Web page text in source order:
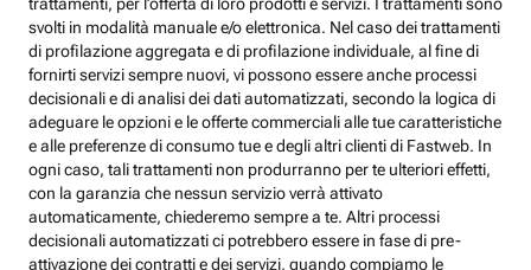
svolti in modalità manuale e/o elettronica. Nel caso dei trattamenti
di profilazione aggregata e di profilazione individuale, al fine di
fornirti servizi sempre nuovi, vi possono essere anche processi
decisionali e di analisi dei dati automatizzati, secondo la logica di
adeguare le opzioni e le offerte commerciali alle tue caratteristiche
e alle preferenze di consumo tue e degli altri clienti di Fastweb. In
ogni caso, tali trattamenti non produrranno per te ulteriori effetti,
con la garanzia che nessun servizio verrà attivato
automaticamente, chiederemo sempre a te. Altri processi
decisionali automatizzati ci potrebbero essere in fase di pre-
attivazione dei contratti e dei servizi, quando compiamo le